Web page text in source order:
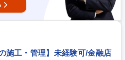
施工・管理】未経験可/金融店